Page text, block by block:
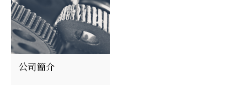
公司簡介